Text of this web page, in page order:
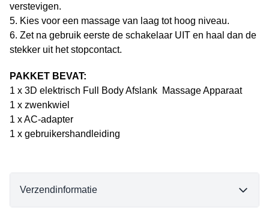
verstevigen.
5. Kies voor een massage van laag tot hoog niveau.
6. Zet na gebruik eerste de schakelaar UIT en haal dan de
stekker uit het stopcontact.
PAKKET BEVAT:
1 x 3D elektrisch Full Body Afslank Massage Apparaat
1 x zwenkwiel
1 x AC-adapter
1 x gebruikershandleiding
Verzendinformatie